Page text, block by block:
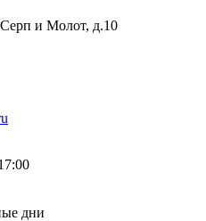
Серп и Молот, д.10
дни